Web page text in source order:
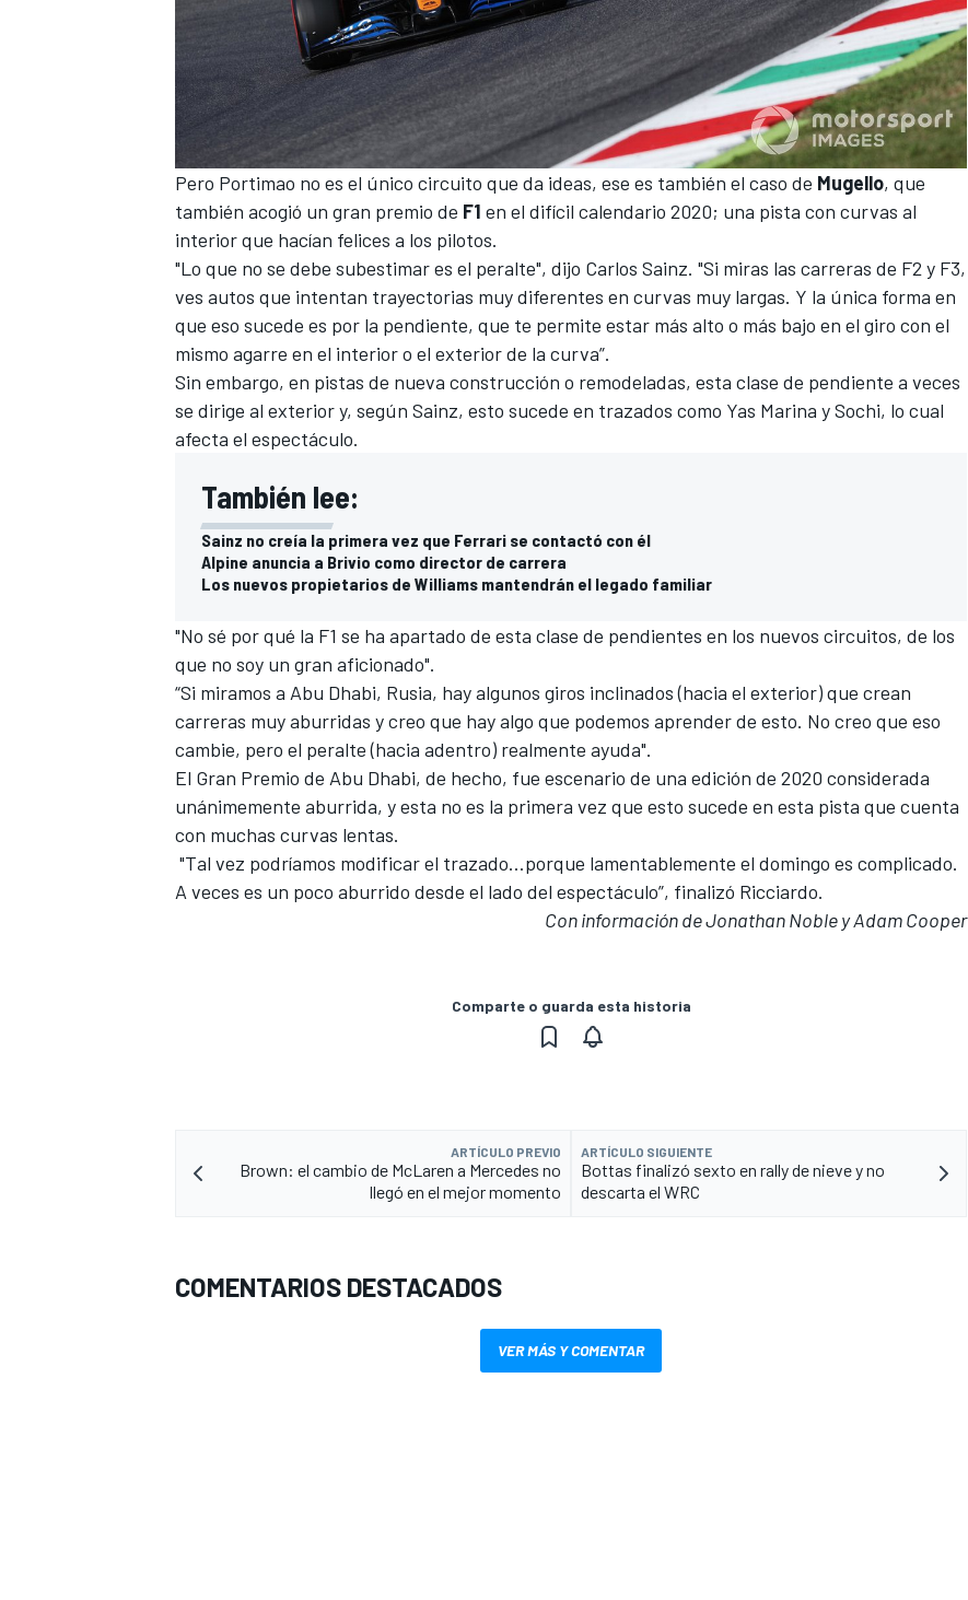
MÁS CATEGORÍAS
Pero Portimao no es el único circuito que da ideas, ese es también el caso de Mugello, que
también acogió un gran premio de F1 en el difícil calendario 2020; una pista con curvas al
interior que hacían felices a los pilotos.
"Lo que no se debe subestimar es el peralte", dijo Carlos Sainz. "Si miras las carreras de F2 y F3,
ves autos que intentan trayectorias muy diferentes en curvas muy largas. Y la única forma en
que eso sucede es por la pendiente, que te permite estar más alto o más bajo en el giro con el
mismo agarre en el interior o el exterior de la curva”.
Sin embargo, en pistas de nueva construcción o remodeladas, esta clase de pendiente a veces
se dirige al exterior y, según Sainz, esto sucede en trazados como Yas Marina y Sochi, lo cual
afecta el espectáculo.
También lee:
Sainz no creía la primera vez que Ferrari se contactó con él
Alpine anuncia a Brivio como director de carrera
Los nuevos propietarios de Williams mantendrán el legado familiar
"No sé por qué la F1 se ha apartado de esta clase de pendientes en los nuevos circuitos, de los
que no soy un gran aficionado".
“Si miramos a Abu Dhabi, Rusia, hay algunos giros inclinados (hacia el exterior) que crean
carreras muy aburridas y creo que hay algo que podemos aprender de esto. No creo que eso
cambie, pero el peralte (hacia adentro) realmente ayuda".
El Gran Premio de Abu Dhabi, de hecho, fue escenario de una edición de 2020 considerada
unánimemente aburrida, y esta no es la primera vez que esto sucede en esta pista que cuenta
con muchas curvas lentas.
"Tal vez podríamos modificar el trazado…porque lamentablemente el domingo es complicado.
A veces es un poco aburrido desde el lado del espectáculo”, finalizó Ricciardo.
Con información de Jonathan Noble y Adam Cooper
Comparte o guarda esta historia
ARTÍCULO PREVIO
Brown: el cambio de McLaren a Mercedes no
llegó en el mejor momento
ARTÍCULO SIGUIENTE
Bottas finalizó sexto en rally de nieve y no
descarta el WRC
COMENTARIOS DESTACADOS
VER MÁS Y COMENTAR